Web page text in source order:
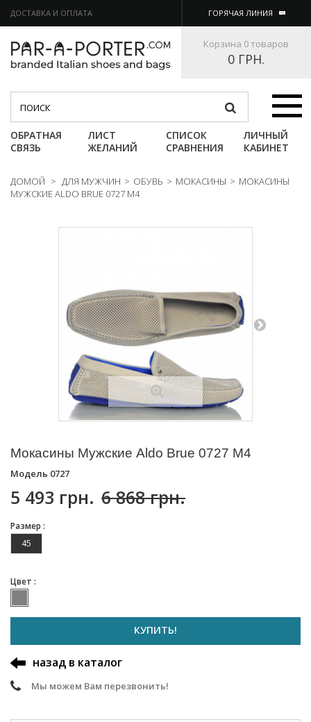
ДОСТАВКА И ОПЛАТА ГОРЯЧАЯ ЛИНИЯ
Корзина 0 товаров
0 ГРН.
Категории
ОБРАТНАЯ
СВЯЗЬ
ЛИСТ
ЖЕЛАНИЙ
СПИСОК
СРАВНЕНИЯ
ЛИЧНЫЙ
КАБИНЕТ
ДОМОЙ > ДЛЯ МУЖЧИН > ОБУВЬ > МОКАСИНЫ > МОКАСИНЫ
МУЖСКИЕ ALDO BRUE 0727 M4
Мокасины Мужские Aldo Brue 0727 M4
Модель 0727
5 493 грн. 6 868 грн.
Размер :
45
Цвет :
КУПИТЬ!
назад в каталог
Мы можем Вам перезвонить!